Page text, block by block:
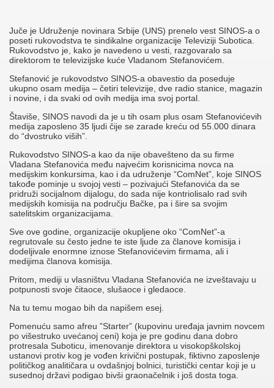
Juče je Udruženje novinara Srbije (UNS) prenelo vest SINOS-a o
poseti rukovodstva te sindikalne organizacije Televiziji Subotica.
Rukovodstvo je, kako je navedeno u vesti, razgovaralo sa
direktorom te televizijske kuće Vladanom Stefanovićem.
Stefanović je rukovodstvo SINOS-a obavestio da poseduje
ukupno osam medija – četiri televizije, dve radio stanice, magazin
i novine, i da svaki od ovih medija ima svoj portal.
Štaviše, SINOS navodi da je u tih osam plus osam Stefanovićevih
medija zaposleno 35 ljudi čije se zarade kreću od 55.000 dinara
do “dvostruko viših”.
Rukovodstvo SINOS-a kao da nije obavešteno da su firme
Vladana Stefanovića među najvećim korisnicima novca na
medijskim konkursima, kao i da udruženje “ComNet”, koje SINOS
takođe pominje u svojoj vesti – pozivajući Stefanovića da se
pridruži socijalnom dijalogu, do sada nije kontriolisalo rad svih
medijskih komisija na području Bačke, pa i šire sa svojim
satelitskim organizacijama.
Sve ove godine, organizacije okupljene oko “ComNet”-a
regrutovale su često jedne te iste ljude za članove komisija i
dodeljivale enormne iznose Stefanovićevim firmama, ali i
medijima članova komisija.
Pritom, mediji u vlasništvu Vladana Stefanovića ne izveštavaju u
potpunosti svoje čitaoce, slušaoce i gledaoce.
Na tu temu mogao bih da napišem esej.
Pomenuću samo afreu ”Starter” (kupovinu uređaja javnim novcem
po višestruko uvećanoj ceni) koja je pre godinu dana dobro
protresala Suboticu, imenovanje direktora u visokopškolskoj
ustanovi protiv kog je vođen krivični postupak, fiktivno zaposlenje
političkog analitičara u ovdašnjoj bolnici, turistički centar koji je u
susednoj državi podigao bivši graonačelnik i još dosta toga.